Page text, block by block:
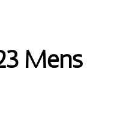
Mens